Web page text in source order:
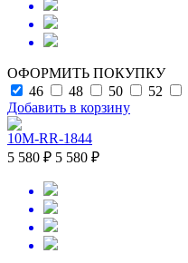
ОФОРМИТЬ ПОКУПКУ
46
48 50 52
Добавить в корзину
10M-RR-1844
5 580 ₽ 5 580 ₽